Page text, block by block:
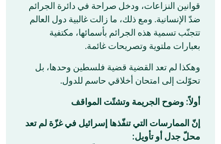
قوانين النزاعات، ودخل صراحة في دائرة الجرائم
ضدّ الإنسانية. ومع ذلك، ما زالت غالبية دول العالم
تتجنّب تسمية هذه الجرائم بأسمائها، مكتفية
بعبارات ملتوية وتصريحات غائمة.
وهكذا لم تعد القضية قضية فلسطين وحدها، بل
تحوّلت إلى امتحان أخلاقي حاسم للدول.
أولاً: وضوح الجريمة وتشتّت المواقف
إنّ الممارسات التي تنفّذها إسرائيل في غزّة لم تعد
محلّ جدل أو تأويل: